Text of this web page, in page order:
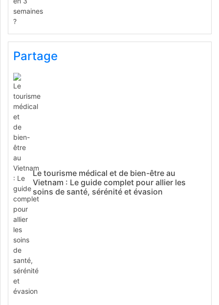
Partage
Le tourisme médical et de bien-être au
Vietnam : Le guide complet pour allier les
soins de santé, sérénité et évasion